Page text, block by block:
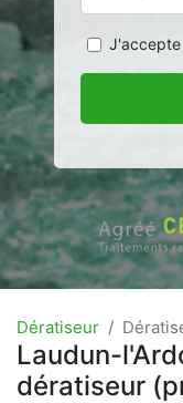
J'accepte
Dératiseur
Laudun-
dératiseur